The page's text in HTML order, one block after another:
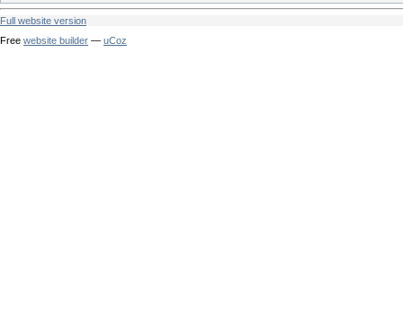
Full website version
Free website builder — uCoz